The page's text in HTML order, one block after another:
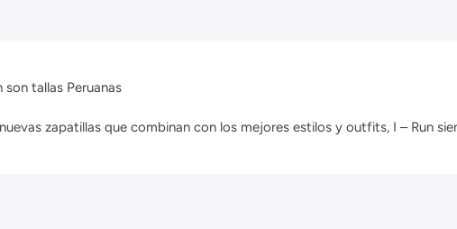
son tallas Peruanas
zapatillas que combinan con los mejores estilos y outfits, I – Run